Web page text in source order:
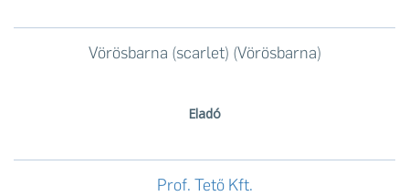
Vörösbarna (scarlet) (Vörösbarna)
Eladó
Prof. Tető Kft.